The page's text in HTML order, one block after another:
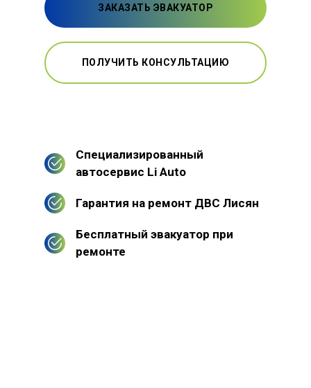
ЗАКАЗАТЬ ЭВАКУАТОР
ПОЛУЧИТЬ КОНСУЛЬТАЦИЮ
Специализированный
автосервис Li Auto
Гарантия на ремонт ДВС Лисян
Бесплатный эвакуатор при
ремонте